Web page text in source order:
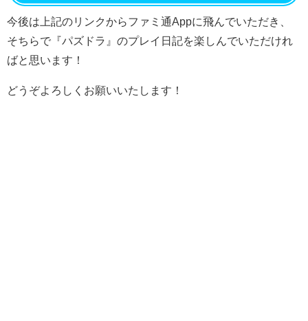
今後は上記のリンクからファミ通Appに飛んでいただき、
そちらで『パズドラ』のプレイ日記を楽しんでいただけれ
ばと思います！
どうぞよろしくお願いいたします！